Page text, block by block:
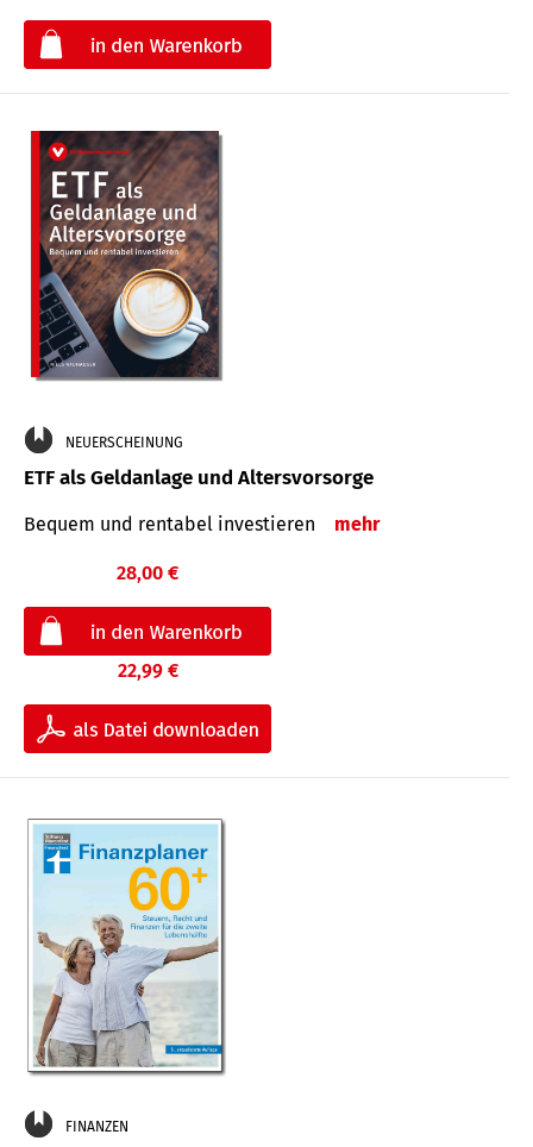
NEUERSCHEINUNG
ETF als Geldanlage und Altersvorsorge
Bequem und rentabel investieren mehr
28,00 €
22,99 €
FINANZEN